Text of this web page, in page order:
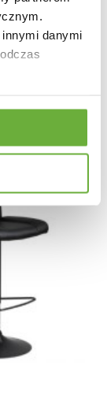
danymi